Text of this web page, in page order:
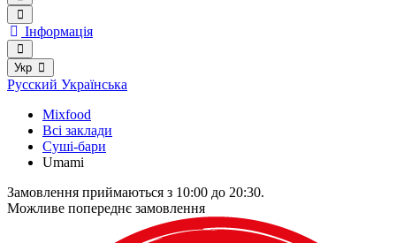
Інформація
Укр
Русский Українська
Mixfood
Всі заклади
Суші-бари
Umami
Замовлення приймаються з 10:00 до 20:30.
Можливе попереднє замовлення